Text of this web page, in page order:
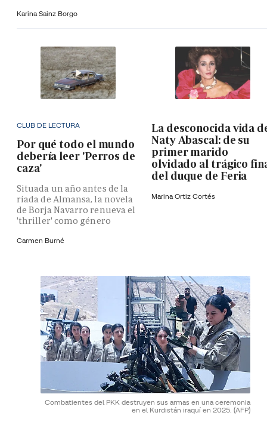
Karina Sainz Borgo
CLUB DE LECTURA
Por qué todo el mundo
debería leer 'Perros de
caza'
Situada un año antes de la
riada de Almansa, la novela
de Borja Navarro renueva el
'thriller' como género
Carmen Burné
La desconocida vida
Naty Abascal: de su
primer marido
olvidado al trágico
del duque de Feria
Marina Ortiz Cortés
Combatientes del PKK destruyen sus armas en una ceremonia
en el Kurdistán iraquí en 2025. (AFP)